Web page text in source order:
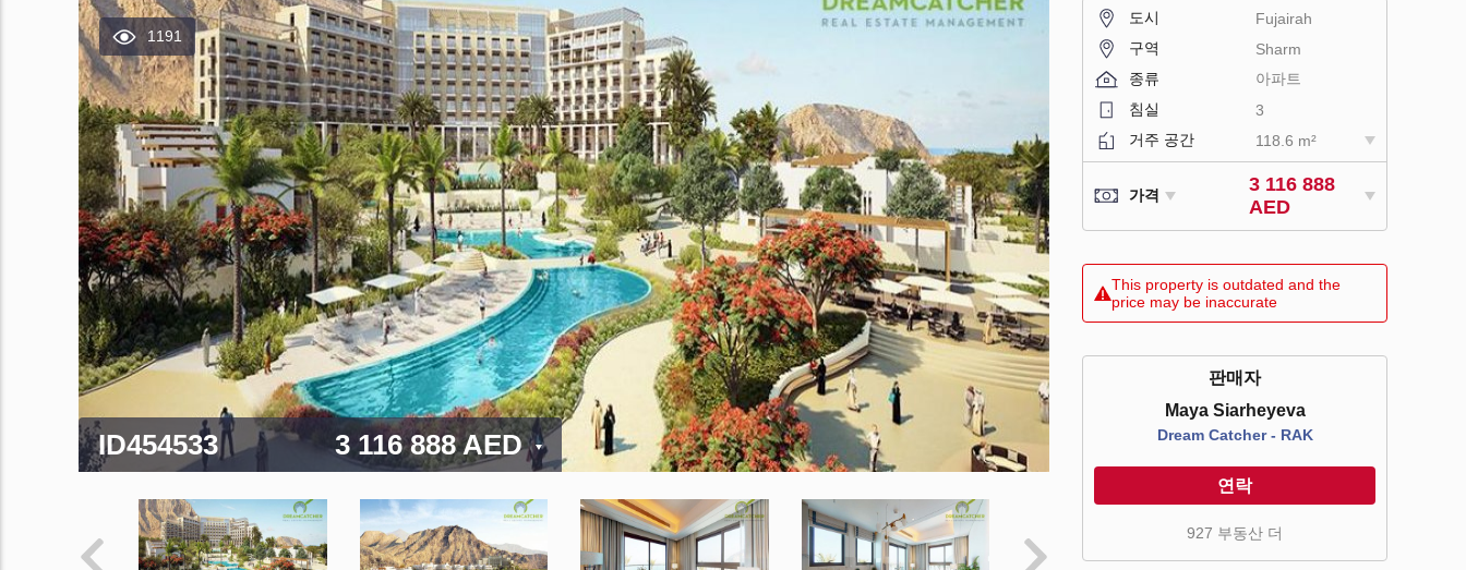
1191
ID454533 3 116 888 AED
도시
Fujairah
구역
Sharm
종류
아파트
침실
3
거주 공간
118.6 m²
가격
3 116 888
AED
This property is outdated and the
price may be inaccurate
판매자
Maya Siarheyeva
Dream Catcher - RAK
연락
927 부동산 더